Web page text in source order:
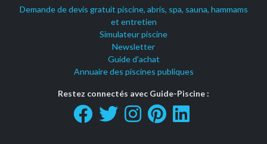
Demande de devis gratuit piscine, abris, spa, sauna, hammams
et entretien
Simulateur piscine
Newsletter
Guide d'achat
Annuaire des piscines publiques
Restez connectés avec Guide-Piscine :